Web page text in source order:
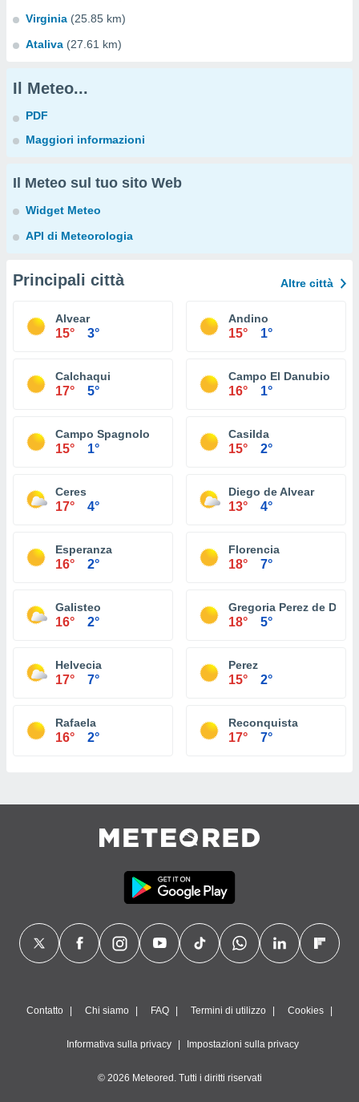
Virginia (25.85 km)
Ataliva (27.61 km)
Il Meteo...
PDF
Maggiori informazioni
Il Meteo sul tuo sito Web
Widget Meteo
API di Meteorologia
Principali città Altre città
Alvear
15° 3°
Andino
15° 1°
Calchaqui
17° 5°
Campo El Danubio
16° 1°
Campo Spagnolo
15° 1°
Casilda
15° 2°
Ceres
17° 4°
Diego de Alvear
13° 4°
Esperanza
16° 2°
Florencia
18° 7°
Galisteo
16° 2°
Gregoria Perez de Denis
18° 5°
Helvecia
17° 7°
Perez
15° 2°
Rafaela
16° 2°
Reconquista
17° 7°
Contatto Chi siamo FAQ Termini di utilizzo Cookies
Informativa sulla privacy Impostazioni sulla privacy
© 2026 Meteored. Tutti i diritti riservati